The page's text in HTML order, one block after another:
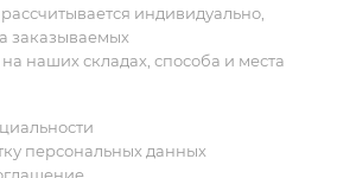
индивидуально,
заказываемых
наших складах, способа и места
персональных данных